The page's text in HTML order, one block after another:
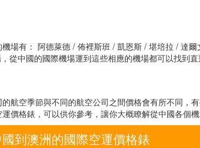
場有： 阿德萊德 / 佈裡斯班 / 凱恩斯 / 堪培拉 / 達
從中國的國際機場運到這些相應的機場都可以找到
航空季節與不同的航空公司之間價格會有所不同，
價格錶，可以供你參考，讓你大概瞭解從中國各個
到澳洲的國際空運價格錶